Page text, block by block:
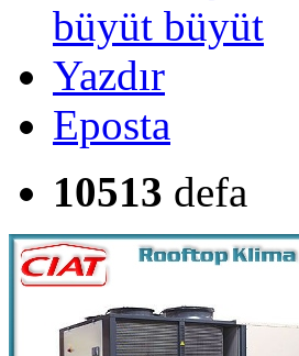
büyüt
Yazdır
Eposta
10513 defa